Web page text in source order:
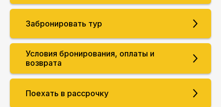
Забронировать тур
Условия бронирования, оплаты и
возврата
Поехать в рассрочку